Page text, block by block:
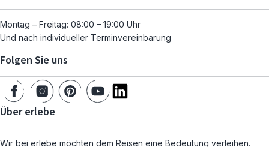
Montag – Freitag: 08:00 – 19:00 Uhr
Und nach individueller Terminvereinbarung
Folgen Sie uns
Über erlebe
Wir bei erlebe möchten dem Reisen eine Bedeutung verleihen.